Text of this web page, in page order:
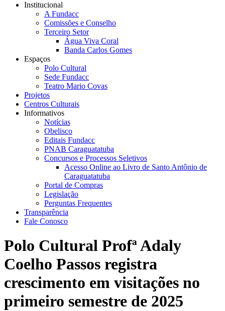
Institucional
A Fundacc
Comissões e Conselho
Terceiro Setor
Água Viva Coral
Banda Carlos Gomes
Espaços
Polo Cultural
Sede Fundacc
Teatro Mario Covas
Projetos
Centros Culturais
Informativos
Notícias
Obelisco
Editais Fundacc
PNAB Caraguatatuba
Concursos e Processos Seletivos
Acesso Online ao Livro de Santo Antônio de
Caraguatatuba
Portal de Compras
Legislação
Perguntas Frequentes
Transparência
Fale Conosco
Polo Cultural Profª Adaly
Coelho Passos registra
crescimento em visitações no
primeiro semestre de 2025